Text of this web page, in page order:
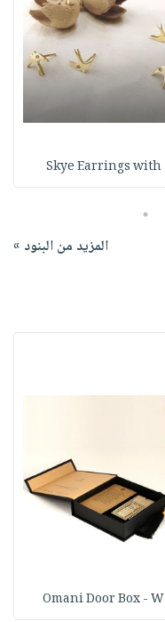
Skye Earrings with
5
المزيد من البنود »
Omani Door Box - W